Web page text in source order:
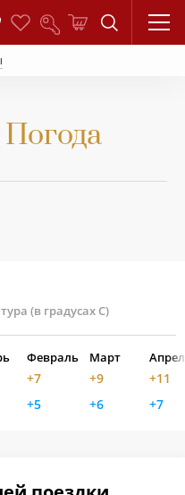
Погода
(в градусах С)
Февраль Март
+7 +9 +11
+5 +6 +7